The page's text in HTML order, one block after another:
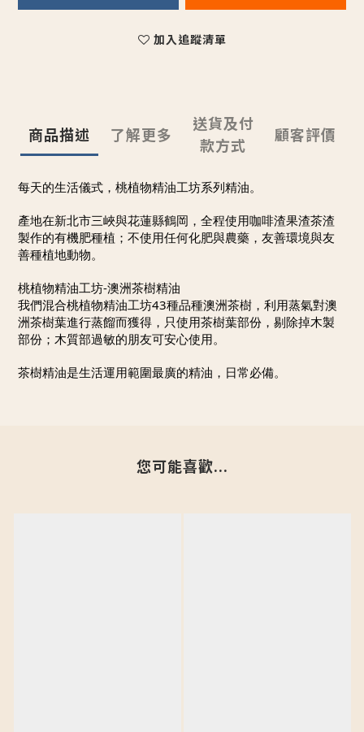
加入追蹤清單
商品描述 了解更多
送貨及付
款方式
顧客評價
每天的生活儀式，桃植物精油工坊系列精油。
產地在新北市三峽與花蓮縣鶴岡，全程使用咖啡渣果渣茶渣
製作的有機肥種植；不使用任何化肥與農藥，友善環境與友
善種植地動物。
桃植物精油工坊-澳洲茶樹精油
我們混合桃植物精油工坊43種品種澳洲茶樹，利用蒸氣對澳
洲茶樹葉進行蒸餾而獲得，只使用茶樹葉部份，剔除掉木製
部份；木質部過敏的朋友可安心使用。
茶樹精油是生活運用範圍最廣的精油，日常必備。
您可能喜歡...